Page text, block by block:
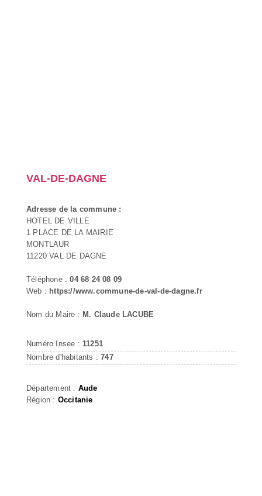
VAL-DE-DAGNE
Adresse de la commune :
HOTEL DE VILLE
1 PLACE DE LA MAIRIE
MONTLAUR
11220 VAL DE DAGNE
Téléphone :04 68 24 08 09
Web : https://www.commune-de-val-de-dagne.fr
Nom du Maire : M. Claude LACUBE
Numéro Insee : 11251
Nombre d'habitants :747
Département : Aude
Région : Occitanie